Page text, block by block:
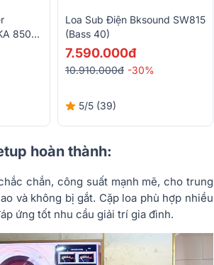
8500
Loa Sub Điện Bksound SW815
(bass 40)
7.590.000đ
10.910.000đ -30%
5/5 (39)
hoàn thành:
chắn, công suất mạnh mẽ, cho trung
và không bị gắt. Cặp loa phù hợp nhiều
ứng tốt nhu cầu giải trí gia đình.